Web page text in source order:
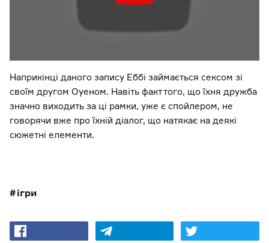
Наприкінці даного запису Еббі займається сексом зі
своїм другом Оуеном. Навіть факт того, що їхня дружба
значно виходить за ці рамки, уже є спойлером, не
говорячи вже про їхній діалог, що натякає на деякі
сюжетні елементи.
ігри